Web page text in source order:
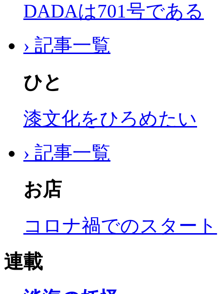
DADAは701号である
› 記事一覧
ひと
漆文化をひろめたい
› 記事一覧
お店
コロナ禍でのスタート
連載